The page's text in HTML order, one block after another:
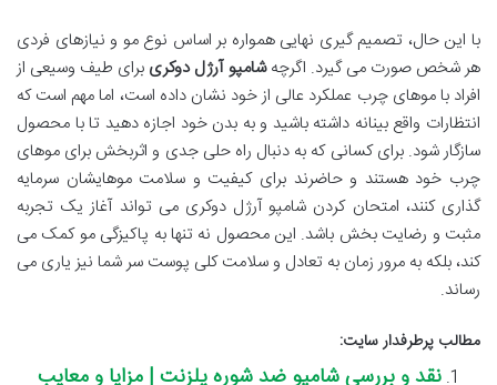
با این حال، تصمیم گیری نهایی همواره بر اساس نوع مو و نیازهای فردی
هر شخص صورت می گیرد. اگرچهشامپو آرژل دوکری برای طیف وسیعی از
افراد با موهای چرب عملکرد عالی از خود نشان داده است، اما مهم است که
انتظارات واقع بینانه داشته باشید و به بدن خود اجازه دهید تا با محصول
سازگار شود. برای کسانی که به دنبال راه حلی جدی و اثربخش برای موهای
چرب خود هستند و حاضرند برای کیفیت و سلامت موهایشان سرمایه
گذاری کنند، امتحان کردن شامپو آرژل دوکری می تواند آغاز یک تجربه
مثبت و رضایت بخش باشد. این محصول نه تنها به پاکیزگی مو کمک می
کند، بلکه به مرور زمان به تعادل و سلامت کلی پوست سر شما نیز یاری می
رساند.
مطالب پرطرفدار سایت:
نقد و بررسی شامپو ضد شوره پلزنت | مزایا و معایب